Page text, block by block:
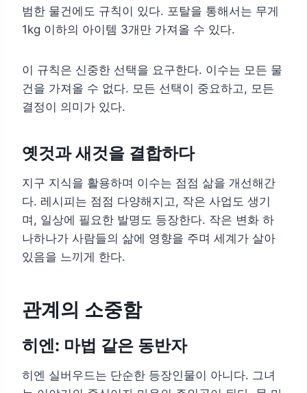
범한 물건에도 규칙이 있다. 포탈을 통해서는 무게
1kg 이하의 아이템 3개만 가져올 수 있다.
이 규칙은 신중한 선택을 요구한다. 이수는 모든 물
건을 가져올 수 없다. 모든 선택이 중요하고, 모든
결정이 의미가 있다.
옛것과 새것을 결합하다
지구 지식을 활용하며 이수는 점점 삶을 개선해간
다. 레시피는 점점 다양해지고, 작은 사업도 생기
며, 일상에 필요한 발명도 등장한다. 작은 변화 하
나하나가 사람들의 삶에 영향을 주며 세계가 살아
있음을 느끼게 한다.
관계의 소중함
히엔: 마법 같은 동반자
히엔 실버우드는 단순한 등장인물이 아니다. 그녀